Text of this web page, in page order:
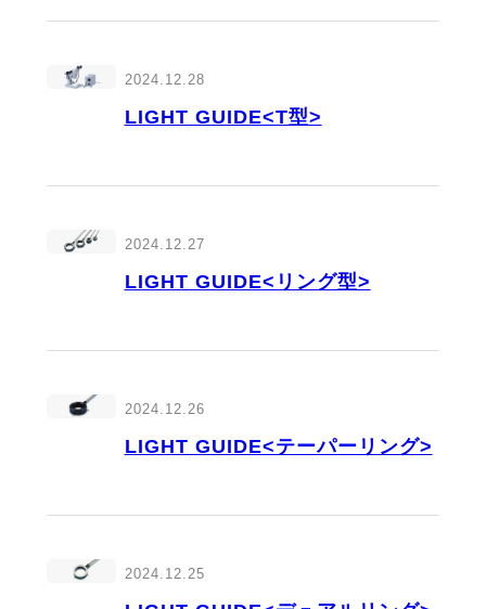
2024.12.28
LIGHT GUIDE<T型>
2024.12.27
LIGHT GUIDE<リング型>
2024.12.26
LIGHT GUIDE<テーパーリング>
2024.12.25